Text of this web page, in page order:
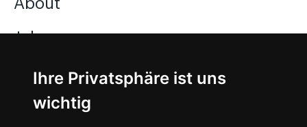
Ihre Privatsphäre ist uns
wichtig
About
Jobs
Instagram
Facebook